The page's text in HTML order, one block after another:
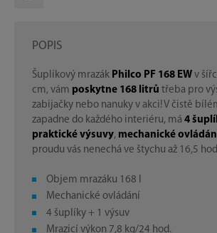
POPIS
Šuplíkový mrazák Philco PF 168 EW v
cm, vám poskytne 168 litrů třeba pro
zabijačky nebo nanuky v akci! V čistě
zapadne do každého interiéru, má 4
praktické výsuvy, mechanické
proudu vás nenechá ve štychu až 16,5
Objem mrazáku 168 l
Mechanické ovládání
4 šuplíky + 1 výsuv
Mrazicí výkon 7,8 kg/24 hod.